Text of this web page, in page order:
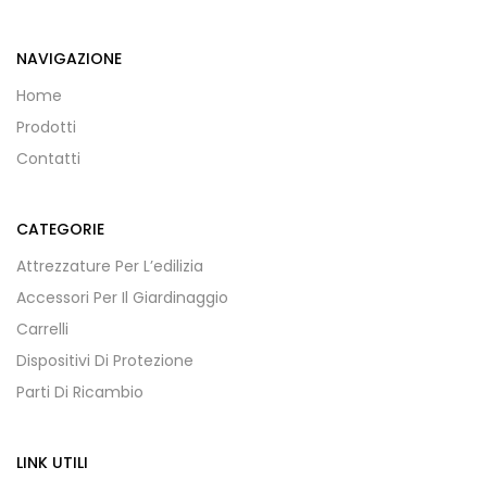
NAVIGAZIONE
Home
Prodotti
Contatti
CATEGORIE
Attrezzature Per L’edilizia
Accessori Per Il Giardinaggio
Carrelli
Dispositivi Di Protezione
Parti Di Ricambio
LINK UTILI